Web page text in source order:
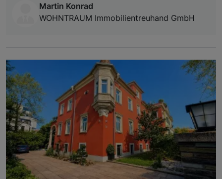
Martin Konrad
WOHNTRAUM Immobilientreuhand GmbH